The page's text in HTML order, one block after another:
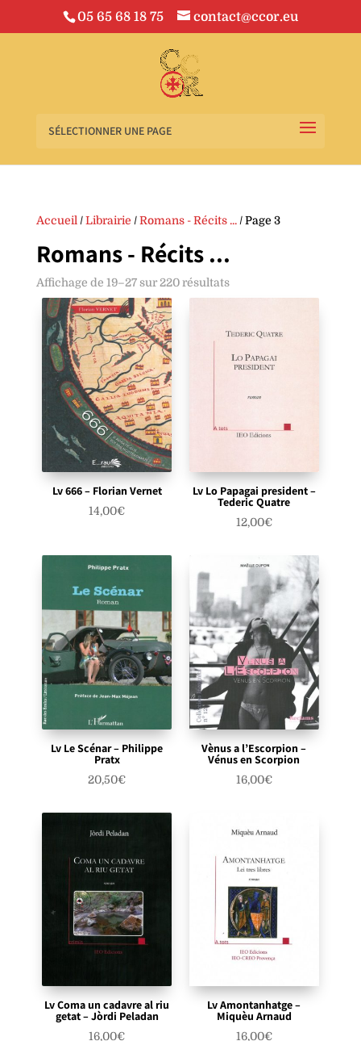
05 65 68 18 75 contact@ccor.eu
SÉLECTIONNER UNE PAGE
Accueil /Librairie /Romans - Récits .../ Page 3
Romans - Récits ...
Affichage de 19–27 sur 220 résultats
Lv 666 – Florian Vernet
14,00€
Lv Lo Papagai president –
Tederic Quatre
12,00€
Lv Le Scénar – Philippe
Pratx
20,50€
Vènus a l’Escorpion –
Vénus en Scorpion
16,00€
Lv Coma un cadavre al riu
getat – Jòrdi Peladan
16,00€
Lv Amontanhatge –
Miquèu Arnaud
16,00€